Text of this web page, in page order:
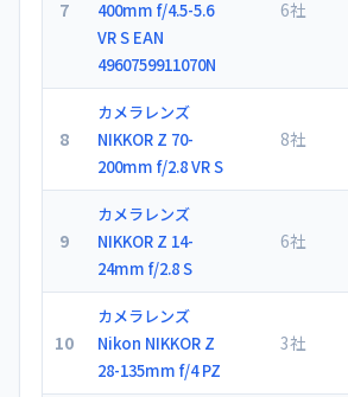
7
400mm f/4.5-5.6
VR S EAN
4960759911070N
6社
8
カメラレンズ
NIKKOR Z 70-
200mm f/2.8 VR S
8社
9
カメラレンズ
NIKKOR Z 14-
24mm f/2.8 S
6社
10
カメラレンズ
Nikon NIKKOR Z
28-135mm f/4 PZ
3社